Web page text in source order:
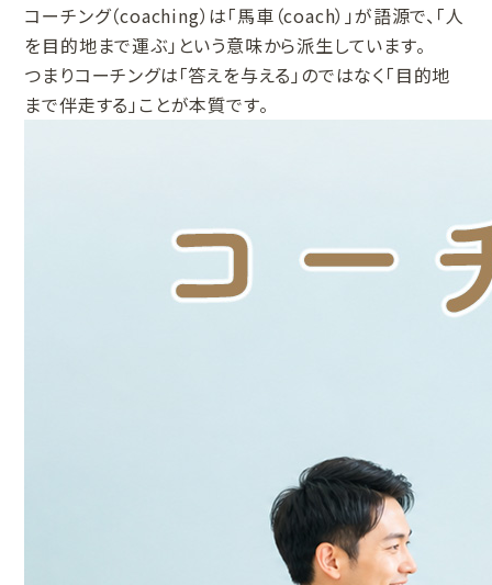
コーチング（coaching）は「馬車（coach）」が語源で、「人
を目的地まで運ぶ」という意味から派生しています。
つまりコーチングは「答えを与える」のではなく「目的地
まで伴走する」ことが本質です。